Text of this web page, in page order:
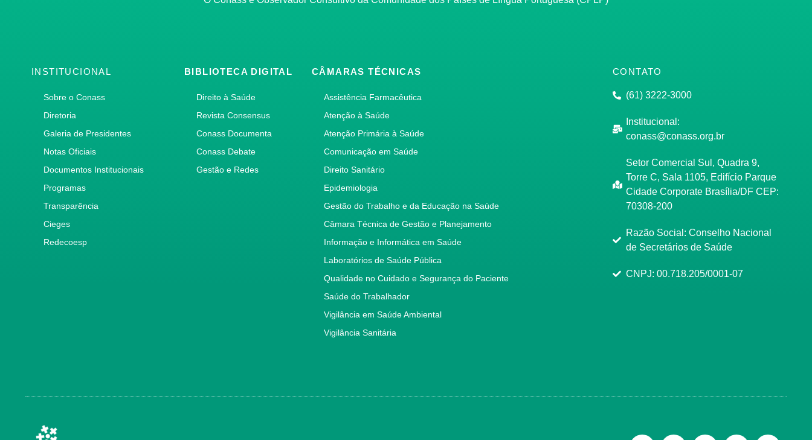
INSTITUCIONAL
Sobre o Conass
Diretoria
Galeria de Presidentes
Notas Oficiais
Documentos Institucionais
Programas
Transparência
Cieges
Redecoesp
BIBLIOTECA DIGITAL
Direito à Saúde
Revista Consensus
Conass Documenta
Conass Debate
Gestão e Redes
CÂMARAS TÉCNICAS
Assistência Farmacêutica
Atenção à Saúde
Atenção Primária à Saúde
Comunicação em Saúde
Direito Sanitário
Epidemiologia
Gestão do Trabalho e da Educação na Saúde
Câmara Técnica de Gestão e Planejamento
Informação e Informática em Saúde
Laboratórios de Saúde Pública
Qualidade no Cuidado e Segurança do Paciente
Saúde do Trabalhador
Vigilância em Saúde Ambiental
Vigilância Sanitária
CONTATO
(61) 3222-3000
Institucional:
conass@conass.org.br
Setor Comercial Sul, Quadra 9,
Torre C, Sala 1105, Edifício Parque
Cidade Corporate Brasília/DF CEP:
70308-200
Razão Social: Conselho Nacional
de Secretários de Saúde
CNPJ: 00.718.205/0001-07